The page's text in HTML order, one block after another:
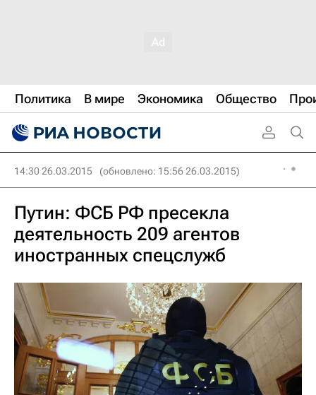
Политика В мире Экономика Общество
14:30 26.03.2015 (обновлено: 15:56 26.03.2015)
Путин: ФСБ РФ пресекла
деятельность 209 агентов
иностранных спецслужб